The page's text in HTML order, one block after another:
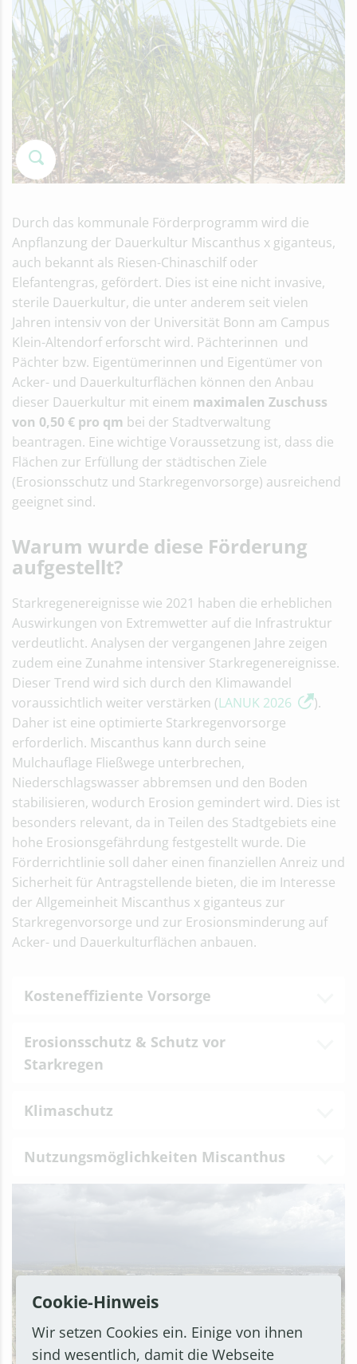
Durch das kommunale Förderprogramm wird die
Anpflanzung der Dauerkultur Miscanthus x giganteus,
auch bekannt als Riesen-Chinaschilf oder
Elefantengras, gefördert. Dies ist eine nicht invasive,
sterile Dauerkultur, die unter anderem seit vielen
Jahren intensiv von der Universität Bonn am Campus
Klein-Altendorf erforscht wird. Pächterinnen und
Pächter bzw. Eigentümerinnen und Eigentümer von
Acker- und Dauerkulturflächen können den Anbau
dieser Dauerkultur mit einem maximalen Zuschuss
von 0,50 € pro qm bei der Stadtverwaltung
beantragen. Eine wichtige Voraussetzung ist, dass die
Flächen zur Erfüllung der städtischen Ziele
(Erosionsschutz und Starkregenvorsorge) ausreichend
geeignet sind.
Warum wurde diese Förderung
aufgestellt?
Starkregenereignisse wie 2021 haben die erheblichen
Auswirkungen von Extremwetter auf die Infrastruktur
verdeutlicht. Analysen der vergangenen Jahre zeigen
zudem eine Zunahme intensiver Starkregenereignisse.
Dieser Trend wird sich durch den Klimawandel
voraussichtlich weiter verstärken (LANUK 2026
).
Daher ist eine optimierte Starkregenvorsorge
erforderlich. Miscanthus kann durch seine
Mulchauflage Fließwege unterbrechen,
Niederschlagswasser abbremsen und den Boden
stabilisieren, wodurch Erosion gemindert wird. Dies ist
besonders relevant, da in Teilen des Stadtgebiets eine
hohe Erosionsgefährdung festgestellt wurde. Die
Förderrichtlinie soll daher einen finanziellen Anreiz und
Sicherheit für Antragstellende bieten, die im Interesse
der Allgemeinheit Miscanthus x giganteus zur
Starkregenvorsorge und zur Erosionsminderung auf
Acker- und Dauerkulturflächen anbauen.
Kosteneffiziente Vorsorge
Erosionsschutz & Schutz vor
Starkregen
Klimaschutz
Nutzungsmöglichkeiten Miscanthus
Cookie-Hinweis
Wir setzen Cookies ein. Einige von ihnen
sind wesentlich, damit die Webseite